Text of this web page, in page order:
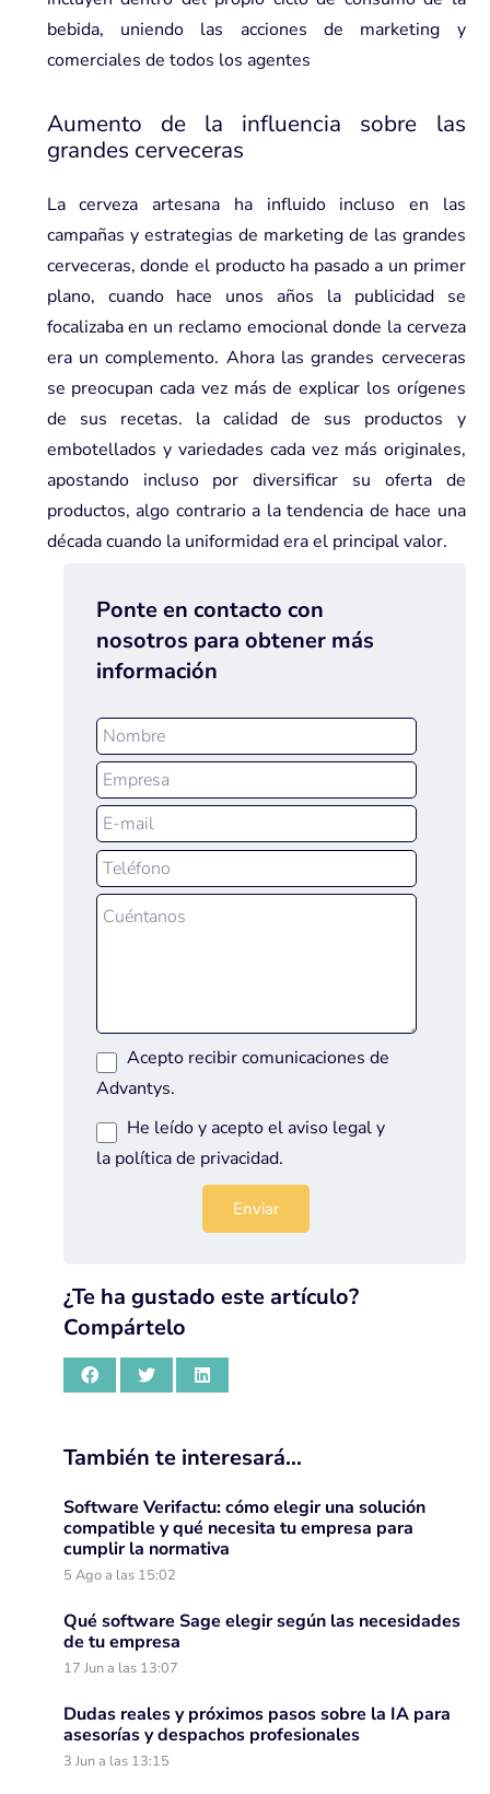
bebida, uniendo las acciones de marketing y
comerciales de todos los agentes
Aumento de la influencia sobre las
grandes cerveceras
La cerveza artesana ha influido incluso en las
campañas y estrategias de marketing de las grandes
cerveceras, donde el producto ha pasado a un primer
plano, cuando hace unos años la publicidad se
focalizaba en un reclamo emocional donde la cerveza
era un complemento. Ahora las grandes cerveceras
se preocupan cada vez más de explicar los orígenes
de sus recetas. la calidad de sus productos y
embotellados y variedades cada vez más originales,
apostando incluso por diversificar su oferta de
productos, algo contrario a la tendencia de hace una
década cuando la uniformidad era el principal valor.
Ponte en contacto con
nosotros para obtener más
información
Acepto recibir comunicaciones de
Advantys.
He leído y acepto el aviso legaly
la política de privacidad.
¿Te ha gustado este artículo?
Compártelo
También te interesará…
Software Verifactu: cómo elegir una solución
compatible y qué necesita tu empresa para
cumplir la normativa
5 Ago a las 15:02
Qué software Sage elegir según las necesidades
de tu empresa
17 Jun a las 13:07
Dudas reales y próximos pasos sobre la IA para
asesorías y despachos profesionales
3 Jun a las 13:15